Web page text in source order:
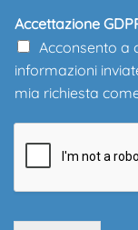
Accettazione
Acconsento a
informazioni
mia richiesta